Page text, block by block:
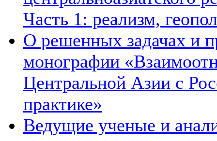
Часть 1: реализм,
О решенных задачах и
монографии
Центральной Азии с
практике»
Ведущие ученые и